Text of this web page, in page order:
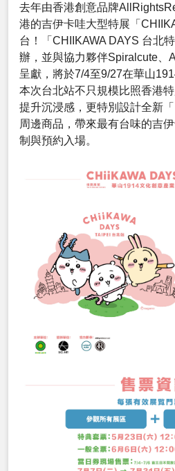
去年由香港創意品牌
港的吉伊卡哇大型特展「
台！「CHIIKAWA DAYS 台北
辦，並與協力夥伴Spiralcute、
呈獻，將於7/4至9/27在華山
本次台北站不只規模比照香港
提升沉浸感，更特別設計全新
周邊商品，帶來最有台味的吉
制與預約入場。